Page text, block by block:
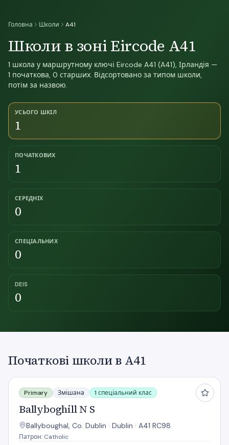
Головна Школи A41
Школи в зоні Eircode A41
1 школа у маршрутному ключі Eircode A41 (A41), Ірландія —
1 початкова, 0 старших. Відсортовано за типом школи,
потім за назвою.
УСЬОГО ШКІЛ
1
ПОЧАТКОВИХ
1
СЕРЕДНІХ
0
СПЕЦІАЛЬНИХ
0
DEIS
0
Початкові школи в A41
Ballyboghill N S
Primary Змішана 1 спеціальний клас
Ballyboghill N S
Ballyboughal, Co. Dublin · Dublin · A41 RC98
Патрон: Catholic